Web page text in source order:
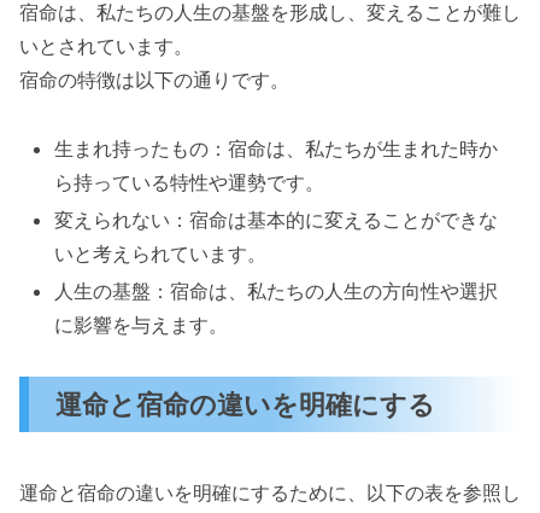
宿命は、私たちの人生の基盤を形成し、変えることが難し
いとされています。
宿命の特徴は以下の通りです。
生まれ持ったもの：宿命は、私たちが生まれた時か
ら持っている特性や運勢です。
変えられない：宿命は基本的に変えることができな
いと考えられています。
人生の基盤：宿命は、私たちの人生の方向性や選択
に影響を与えます。
運命と宿命の違いを明確にする
運命と宿命の違いを明確にするために、以下の表を参照し